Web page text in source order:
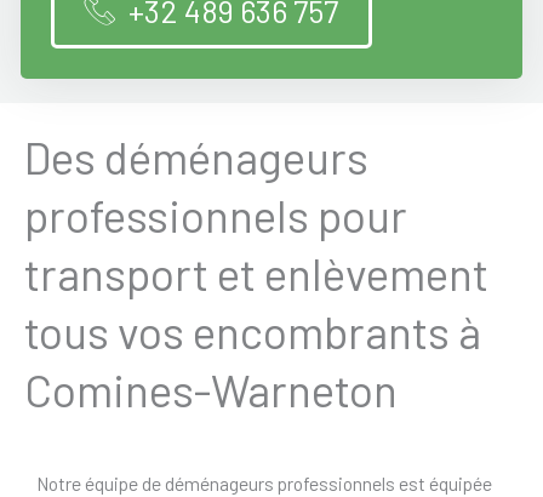
+32 489 636 757
Des déménageurs
professionnels pour
transport et enlèvement
tous vos encombrants à
Comines-Warneton
Notre équipe de déménageurs professionnels est équipée